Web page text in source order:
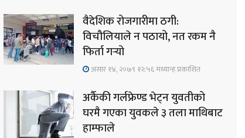
वैदेशिक रोजगारीमा ठगी:
विचौलियाले न पठायो, नत रकम नै
फिर्ता गर्‍यो
असार १४, २०७९ १२;५६ मध्यान्ह प्रकाशित
अर्कैकी गर्लफ्रेण्ड भेट्न युवतीको
घरमै गएका युवकले ३ तला माथिबाट
हाम्फाले